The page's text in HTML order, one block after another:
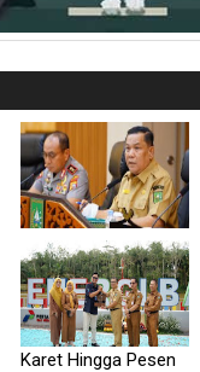
Karet Hingga Pesen